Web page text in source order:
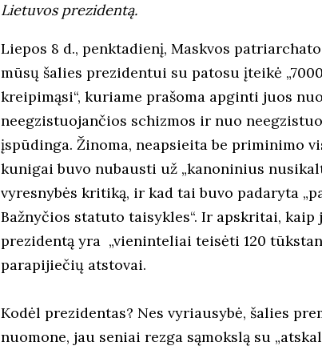
Lietuvos prezidentą.
Liepos 8 d., penktadienį, Maskvos
mūsų šalies prezidentui su patosu įteikė
kreipimąsi“, kuriame prašoma apginti juos
neegzistuojančios schizmos ir nuo
įspūdinga. Žinoma, neapsieita be priminimo
kunigai buvo nubausti už „kanoninius
vyresnybės kritiką, ir kad tai buvo padaryta
Bažnyčios statuto taisykles“. Ir apskritai, kaip
prezidentą yra „vieninteliai teisėti 120
parapijiečių atstovai.
Kodėl prezidentas? Nes vyriausybė, šalies
nuomone, jau seniai rezga sąmokslą su